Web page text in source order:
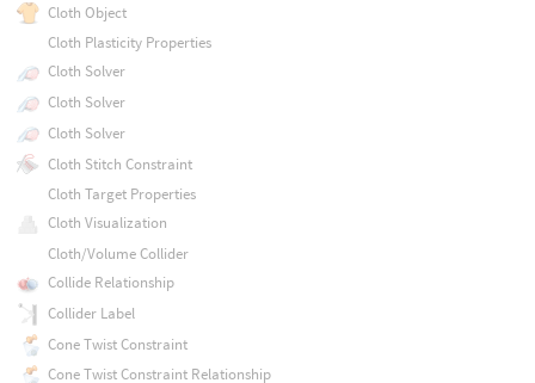
Cloth Object
Cloth Plasticity Properties
Cloth Solver
Cloth Solver
Cloth Solver
Cloth Stitch Constraint
Cloth Target Properties
Cloth Visualization
Cloth/Volume Collider
Collide Relationship
Collider Label
Cone Twist Constraint
Cone Twist Constraint Relationship